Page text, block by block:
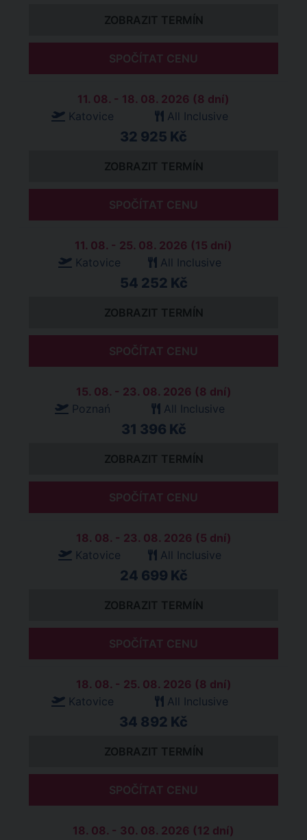
ZOBRAZIT TERMÍN
SPOČÍTAT CENU
11. 08. - 18. 08. 2026 (8 dní)
Katovice
All Inclusive
32 925 Kč
ZOBRAZIT TERMÍN
SPOČÍTAT CENU
11. 08. - 25. 08. 2026 (15 dní)
Katovice
All Inclusive
54 252 Kč
ZOBRAZIT TERMÍN
SPOČÍTAT CENU
15. 08. - 23. 08. 2026 (8 dní)
Poznań
All Inclusive
31 396 Kč
ZOBRAZIT TERMÍN
SPOČÍTAT CENU
18. 08. - 23. 08. 2026 (5 dní)
Katovice
All Inclusive
24 699 Kč
ZOBRAZIT TERMÍN
SPOČÍTAT CENU
18. 08. - 25. 08. 2026 (8 dní)
Katovice
All Inclusive
34 892 Kč
ZOBRAZIT TERMÍN
SPOČÍTAT CENU
18. 08. - 30. 08. 2026 (12 dní)